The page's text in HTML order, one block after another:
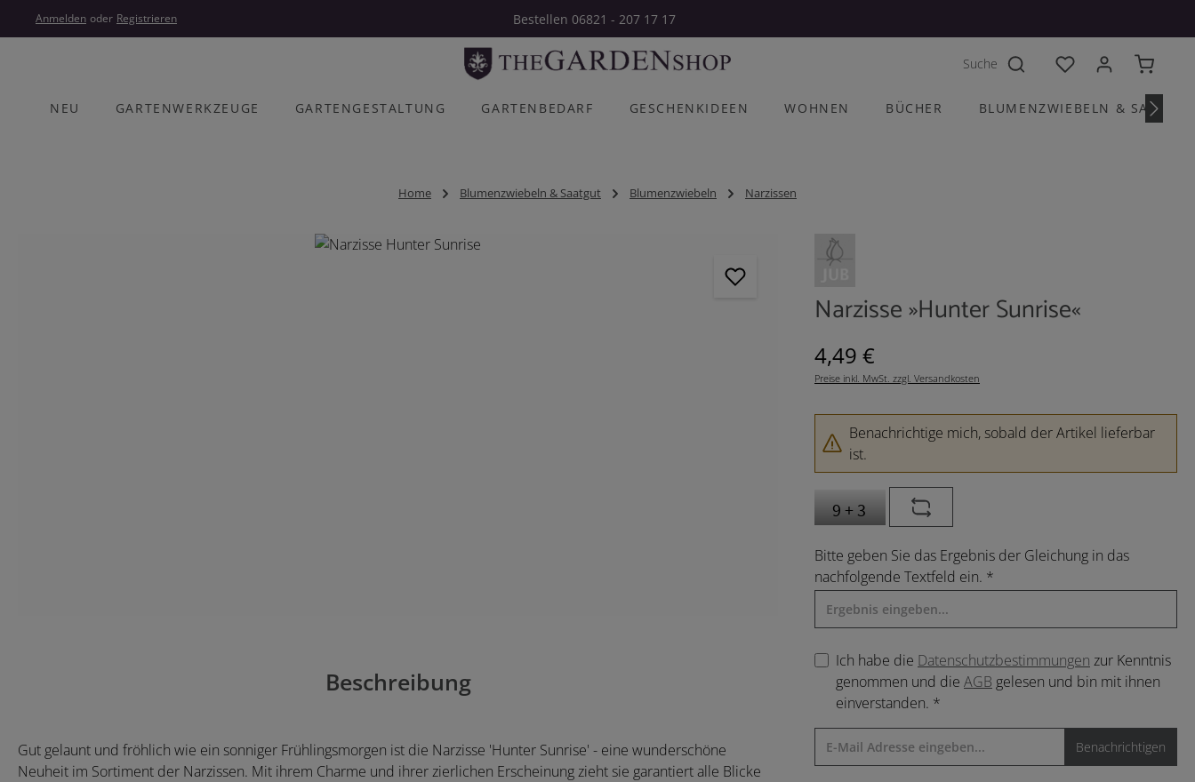
Hauptinhalt springen
Zur Hauptnavigation springen
Anmelden oder Registrieren Bestellen 06821 - 207 17 17
Du hast 0 Produkte
NEU GARTENWERKZEUGE GARTENGESTALTUNG GARTENBEDARF GESCHENKIDEEN WOHNEN BÜCHER BLUMENZWIEBELN &
Home Blumenzwiebeln & Saatgut Blumenzwiebeln Narzissen
Narzisse »Hunter Sunrise«
Regulärer Preis:
4,49 €
Preise inkl. MwSt. zzgl. Versandkosten
Benachrichtige mich, sobald der Artikel lieferbar
ist.
Bitte geben Sie das Ergebnis der Gleichung in das
nachfolgende Textfeld ein. *
Ich habe die Datenschutzbestimmungen zur Kenntnis
genommen und die AGB gelesen und bin mit ihnen
einverstanden. *
Benachrichtigen
Beschreibung
Gut gelaunt und fröhlich wie ein sonniger Frühlingsmorgen ist die Narzisse 'Hunter Sunrise' - eine wunderschöne
Neuheit im Sortiment der Narzissen. Mit ihrem Charme und ihrer zierlichen Erscheinung zieht sie garantiert alle Blicke